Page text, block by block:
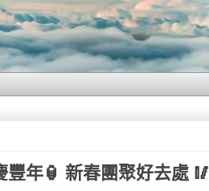
年🏮 新春團聚好去處 🥢